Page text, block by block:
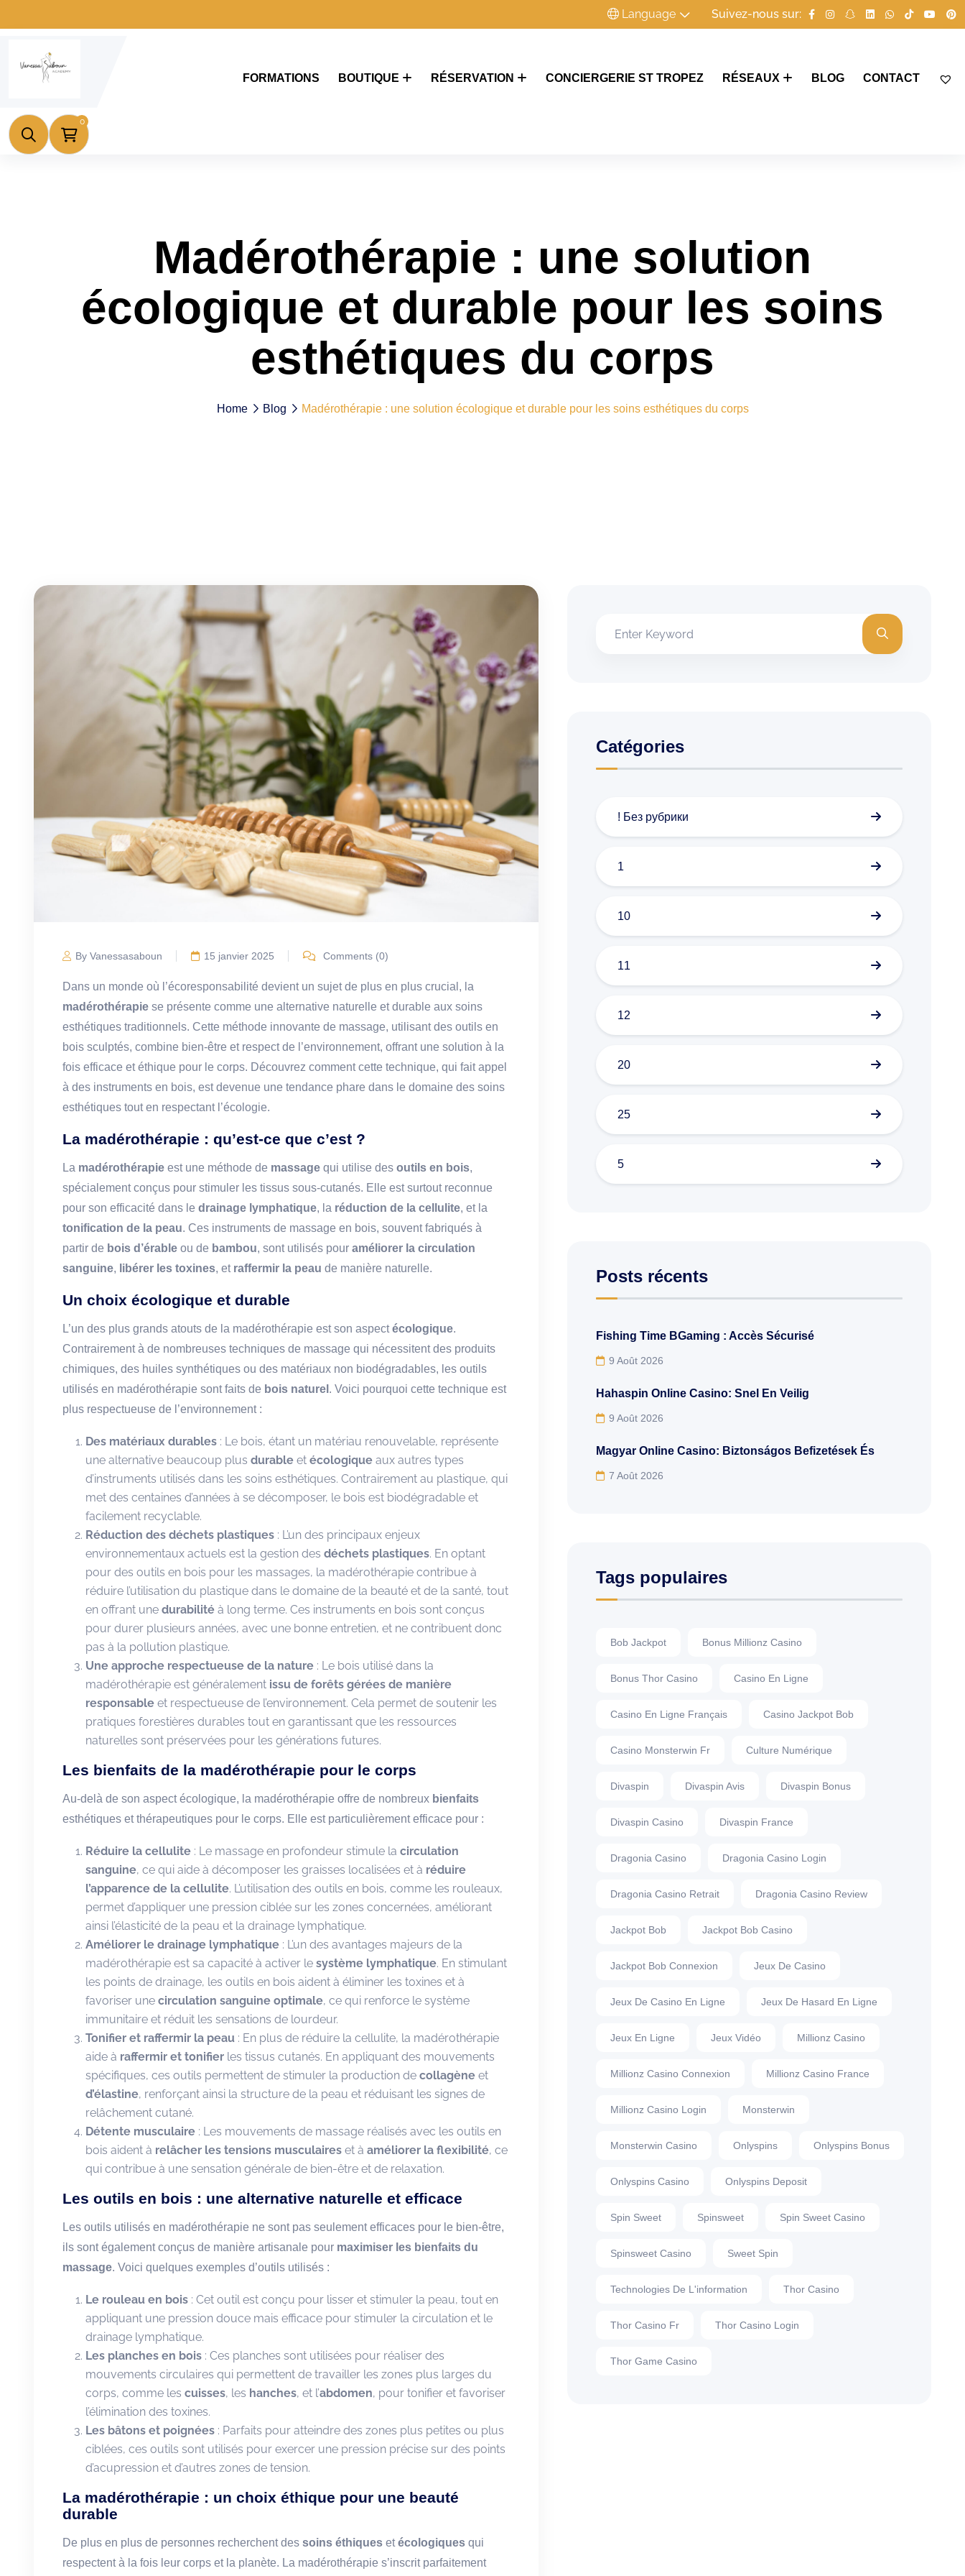
Language Suivez-nous sur:
FORMATIONS BOUTIQUE RÉSERVATION CONCIERGERIE ST TROPEZ RÉSEAUX BLOG CONTACT
0
Madérothérapie : une solution
écologique et durable pour les soins
esthétiques du corps
Home Blog Madérothérapie : une solution écologique et durable pour les soins esthétiques du corps
By Vanessasaboun 15 janvier 2025 Comments (0)
Dans un monde où l’écoresponsabilité devient un sujet de plus en plus crucial, la
madérothérapie se présente comme une alternative naturelle et durable aux soins
esthétiques traditionnels. Cette méthode innovante de massage, utilisant des outils en
bois sculptés, combine bien-être et respect de l’environnement, offrant une solution à la
fois efficace et éthique pour le corps. Découvrez comment cette technique, qui fait appel
à des instruments en bois, est devenue une tendance phare dans le domaine des soins
esthétiques tout en respectant l’écologie.
La madérothérapie : qu’est-ce que c’est ?
La madérothérapie est une méthode de massage qui utilise des outils en bois,
spécialement conçus pour stimuler les tissus sous-cutanés. Elle est surtout reconnue
pour son efficacité dans le drainage lymphatique, la réduction de la cellulite, et la
tonification de la peau. Ces instruments de massage en bois, souvent fabriqués à
partir de bois d’érable ou de bambou, sont utilisés pour améliorer la circulation
sanguine, libérer les toxines, et raffermir la peau de manière naturelle.
Un choix écologique et durable
L’un des plus grands atouts de la madérothérapie est son aspectécologique.
Contrairement à de nombreuses techniques de massage qui nécessitent des produits
chimiques, des huiles synthétiques ou des matériaux non biodégradables, les outils
utilisés en madérothérapie sont faits de bois naturel . Voici pourquoi cette technique est
plus respectueuse de l’environnement :
Des matériaux durables : Le bois, étant un matériau renouvelable, représente
une alternative beaucoup plus durable et écologique aux autres types
d’instruments utilisés dans les soins esthétiques. Contrairement au plastique, qui
met des centaines d’années à se décomposer, le bois est biodégradable et
facilement recyclable.
Réduction des déchets plastiques : L’un des principaux enjeux
environnementaux actuels est la gestion des déchets plastiques. En optant
pour des outils en bois pour les massages, la madérothérapie contribue à
réduire l’utilisation du plastique dans le domaine de la beauté et de la santé, tout
en offrant une durabilité à long terme. Ces instruments en bois sont conçus
pour durer plusieurs années, avec une bonne entretien, et ne contribuent donc
pas à la pollution plastique.
Une approche respectueuse de la nature : Le bois utilisé dans la
madérothérapie est généralement issu de forêts gérées de manière
responsable et respectueuse de l’environnement. Cela permet de soutenir les
pratiques forestières durables tout en garantissant que les ressources
naturelles sont préservées pour les générations futures.
Les bienfaits de la madérothérapie pour le corps
Au-delà de son aspect écologique, la madérothérapie offre de nombreux bienfaits
esthétiques et thérapeutiques pour le corps. Elle est particulièrement efficace pour :
Réduire la cellulite : Le massage en profondeur stimule la circulation
sanguine, ce qui aide à décomposer les graisses localisées et à réduire
l’apparence de la cellulite. L’utilisation des outils en bois, comme les rouleaux,
permet d’appliquer une pression ciblée sur les zones concernées, améliorant
ainsi l’élasticité de la peau et la drainage lymphatique.
Améliorer le drainage lymphatique : L’un des avantages majeurs de la
madérothérapie est sa capacité à activer le système lymphatique. En stimulant
les points de drainage, les outils en bois aident à éliminer les toxines et à
favoriser une circulation sanguine optimale, ce qui renforce le système
immunitaire et réduit les sensations de lourdeur.
Tonifier et raffermir la peau : En plus de réduire la cellulite, la madérothérapie
aide à raffermir et tonifier les tissus cutanés. En appliquant des mouvements
spécifiques, ces outils permettent de stimuler la production de collagène et
d’élastine, renforçant ainsi la structure de la peau et réduisant les signes de
relâchement cutané.
Détente musculaire : Les mouvements de massage réalisés avec les outils en
bois aident à relâcher les tensions musculaires et à améliorer la flexibilité, ce
qui contribue à une sensation générale de bien-être et de relaxation.
Les outils en bois : une alternative naturelle et efficace
Les outils utilisés en madérothérapie ne sont pas seulement efficaces pour le bien-être,
ils sont également conçus de manière artisanale pour maximiser les bienfaits du
massage. Voici quelques exemples d’outils utilisés :
Le rouleau en bois : Cet outil est conçu pour lisser et stimuler la peau, tout en
appliquant une pression douce mais efficace pour stimuler la circulation et le
drainage lymphatique.
Les planches en bois : Ces planches sont utilisées pour réaliser des
mouvements circulaires qui permettent de travailler les zones plus larges du
corps, comme les cuisses, les hanches, et l’abdomen, pour tonifier et favoriser
l’élimination des toxines.
Les bâtons et poignées : Parfaits pour atteindre des zones plus petites ou plus
ciblées, ces outils sont utilisés pour exercer une pression précise sur des points
d’acupression et d’autres zones de tension.
La madérothérapie : un choix éthique pour une beauté
durable
De plus en plus de personnes recherchent des soins éthiques etécologiques qui
respectent à la fois leur corps et la planète. La madérothérapie s’inscrit parfaitement
Catégories
! Без рубрики
1
10
11
12
20
25
5
Posts récents
Fishing Time BGaming : Accès Sécurisé
9 Août 2026
Hahaspin Online Casino: Snel En Veilig
9 Août 2026
Magyar Online Casino: Biztonságos Befizetések És
7 Août 2026
Tags populaires
Bob Jackpot Bonus Millionz Casino
Bonus Thor Casino Casino En Ligne
Casino En Ligne Français Casino Jackpot Bob
Casino Monsterwin Fr Culture Numérique
Divaspin Divaspin Avis Divaspin Bonus
Divaspin Casino Divaspin France
Dragonia Casino Dragonia Casino Login
Dragonia Casino Retrait Dragonia Casino Review
Jackpot Bob Jackpot Bob Casino
Jackpot Bob Connexion Jeux De Casino
Jeux De Casino En Ligne Jeux De Hasard En Ligne
Jeux En Ligne Jeux Vidéo Millionz Casino
Millionz Casino Connexion Millionz Casino France
Millionz Casino Login Monsterwin
Monsterwin Casino Onlyspins Onlyspins Bonus
Onlyspins Casino Onlyspins Deposit
Spin Sweet Spinsweet Spin Sweet Casino
Spinsweet Casino Sweet Spin
Technologies De L'information Thor Casino
Thor Casino Fr Thor Casino Login
Thor Game Casino